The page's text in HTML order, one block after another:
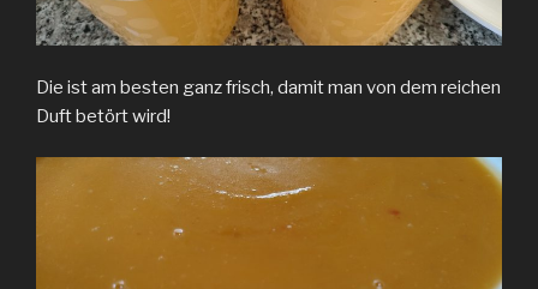
Die ist am besten ganz frisch, damit man von dem reichen
Duft betört wird!